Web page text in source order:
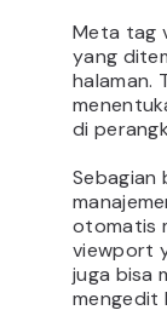
Meta tag
yang
halaman.
di
Sebagian
otomatis
viewport
juga bisa
mengedit